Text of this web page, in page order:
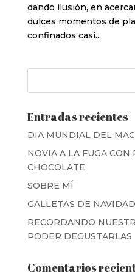
dando ilusión, en
dulces momentos de
confinados casi...
Entradas recientes
DIA MUNDIAL DEL
NOVIA A LA FUGA CON
CHOCOLATE
SOBRE MÍ
GALLETAS DE
RECORDANDO
PODER DEGUSTARLAS
Comentarios